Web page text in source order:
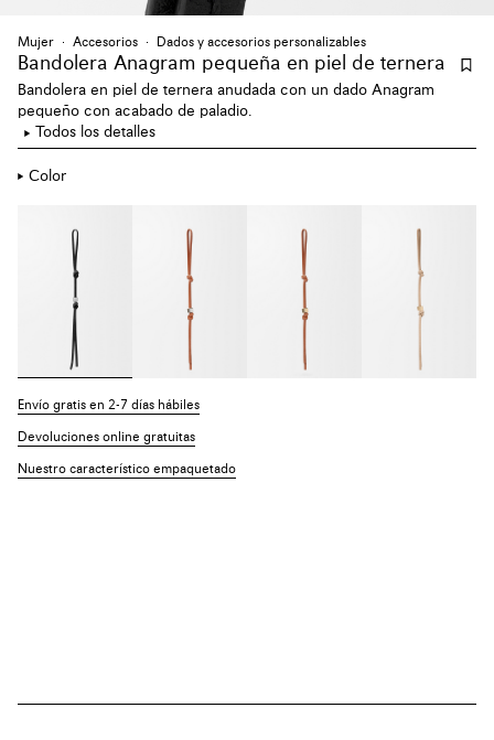
Mujer Accesorios Dados y accesorios personalizables
Bandolera Anagram pequeña en piel de ternera
Bandolera en piel de ternera anudada con un dado Anagram
pequeño con acabado de paladio.
Todos los detalles
Color
Envío gratis en 2-7 días hábiles
Devoluciones online gratuitas
Nuestro característico empaquetado